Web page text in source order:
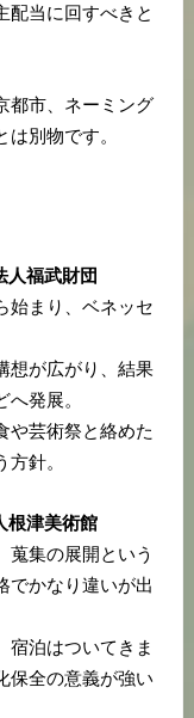
配当に回すべきと
都市、ネーミング
別物です。
人福武財団
始まり、ベネッセ
想が広がり、結果
発展。
や芸術祭と絡めた
針。
根津美術館
蒐集の展開という
でかなり違いが出
宿泊はついてきま
保全の意義が強い